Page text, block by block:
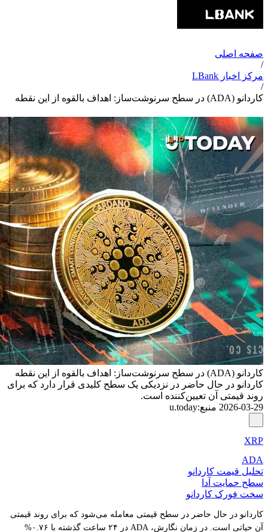
صفحه اصلی
/
مرکز اخبار LBank
/
کاردانو (ADA) در سطح سرنوشت‌ساز: اهداف بالقوه از این نقطه
کاردانو (ADA) در سطح سرنوشت‌ساز: اهداف بالقوه از این نقطه
کاردانو در حال حاضر در نزدیکی یک سطح کلیدی قرار دارد که برای
روند قیمتی آن تعیین‌کننده است.
2026-03-29 منبع:
u.today
XRP
ADA
تحلیل قیمت کاردانو
سطح حمایت آدا
سخت فورک کاردانو
کاردانو در حال حاضر در سطح قیمتی معامله می‌شود که برای روند قیمتی
آن حیاتی است. در زمان نگارش، ADA در ۲۴ ساعت گذشته با ۰.۷۶%